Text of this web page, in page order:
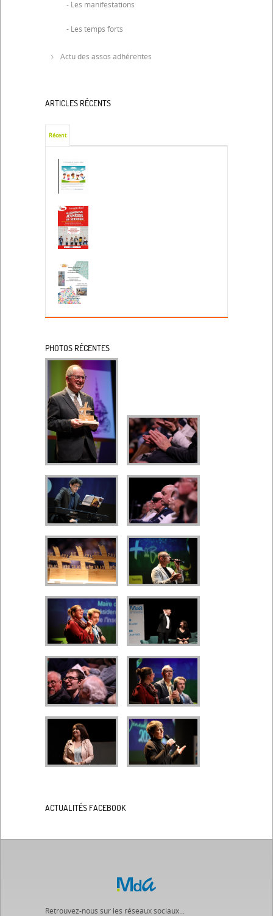
- Les manifestations
- Les temps forts
Actu des assos adhérentes
ARTICLES RÉCENTS
Récent
PHOTOS RÉCENTES
ACTUALITÉS FACEBOOK
Retrouvez-nous sur les réseaux sociaux...